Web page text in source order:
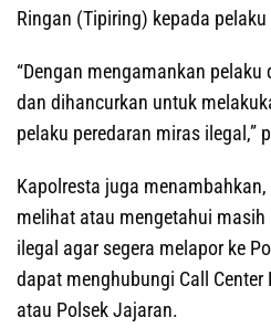
Ringan (Tipiring) kepada
“Dengan mengamankan
dan dihancurkan untuk
pelaku peredaran miras ilegal,”
Kapolresta juga
melihat atau mengetahui
ilegal agar segera melapor ke
dapat menghubungi Call
atau Polsek Jajaran.